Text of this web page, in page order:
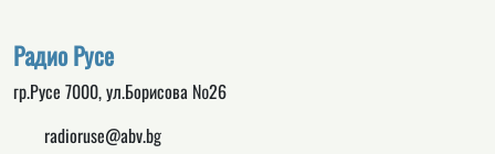
Радио Русе
гр.Русе 7000, ул.Борисова №26
radioruse@abv.bg